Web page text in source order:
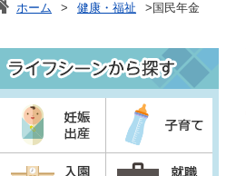
ホーム > 健康・福祉 >国民年金